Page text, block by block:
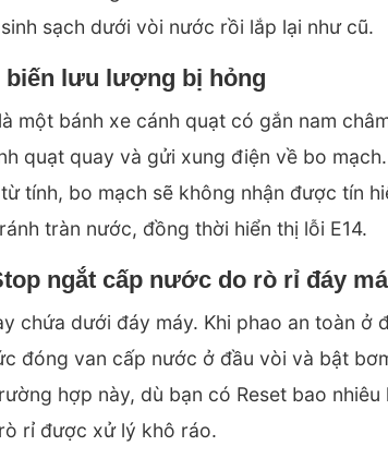
sạch dưới vòi nước rồi lắp lại như cũ.
biến lưu lượng bị hỏng
một bánh xe cánh quạt có gắn nam
quạt quay và gửi xung điện về bo
tính, bo mạch sẽ không nhận được tín
tràn nước, đồng thời hiển thị lỗi E14.
ngắt cấp nước do rò rỉ đáy
chứa dưới đáy máy. Khi phao an toàn ở
đóng van cấp nước ở đầu vòi và bật
hợp này, dù bạn có Reset bao nhiêu
rỉ được xử lý khô ráo.